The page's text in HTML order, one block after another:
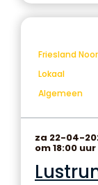
Friesland
Lokaal
Algemeen
za 22-04-
om 18:00 uur